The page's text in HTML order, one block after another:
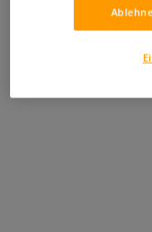
Weiße Acryl-
Reliefs. Matt